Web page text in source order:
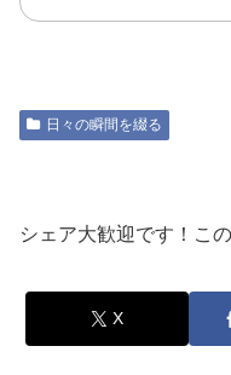
日々の瞬間を綴る
シェア大歓迎です！こ
X